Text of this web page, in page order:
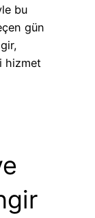
bu
gün
hizmet